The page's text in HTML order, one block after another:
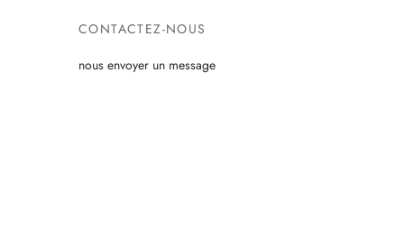
CONTACTEZ-NOUS
nous envoyer un message